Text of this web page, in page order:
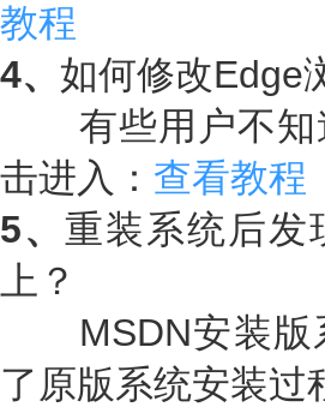
教程
4、 如何修改Edge
有些用户不知
击进入： 查看教程
5、 重装系统后发
上？
MSDN安装版
了原版系统安装过